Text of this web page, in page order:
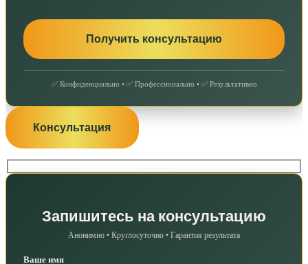
✅ Конфиденциально • ✅ Профессионально • ✅ Результативно
Консультация
Запишитесь на консультацию
Анонимно • Круглосуточно • Гарантия результата
Ваше имя